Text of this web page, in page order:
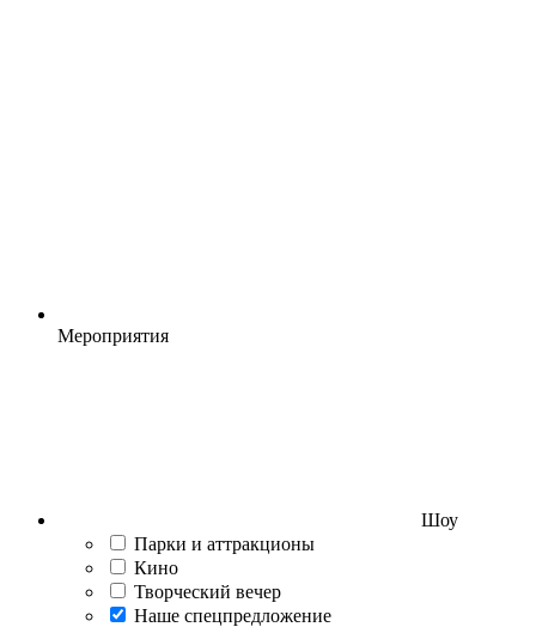
Мероприятия
Шоу
Парки и аттракционы
Кино
Творческий вечер
Наше спецпредложение